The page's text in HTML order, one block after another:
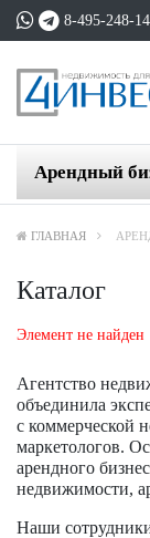
8-495-248-
Арендный
ГЛАВНАЯ
Каталог
Элемент не найден
Агентство
объединила
с коммерческой
маркетологов.
арендного
недвижимости,
Наши